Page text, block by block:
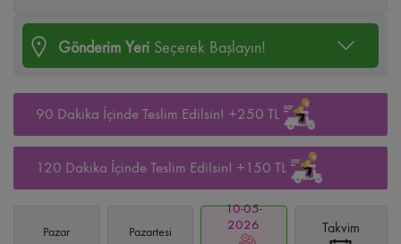
Gönderim Yeri Seçerek Başlayın!
90 Dakika İçinde Teslim Edilsin! +250 TL
120 Dakika İçinde Teslim Edilsin! +150 TL
Pazar Pazartesi
10-05-
2026
Takvim